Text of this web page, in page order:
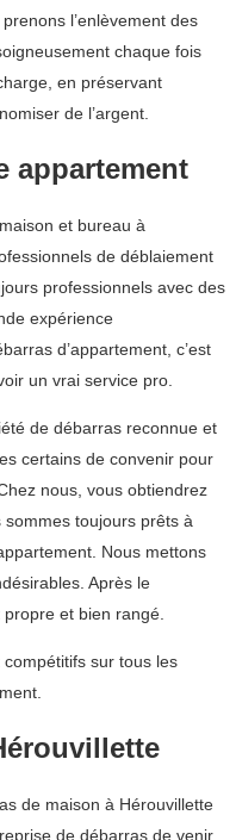
l’enlèvement des
chaque fois
en préservant
de l’argent.
appartement
et bureau à
de déblaiement
professionnels avec des
expérience
d’appartement, c’est
un vrai service pro.
de débarras reconnue et
certains de convenir pour
nous, vous obtiendrez
toujours prêts à
Nous mettons
Après le
et bien rangé.
sur tous les
de maison à Hérouvillette
de débarras de venir